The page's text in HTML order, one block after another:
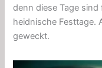
denn diese Tage
heidnische Festtage.
geweckt.